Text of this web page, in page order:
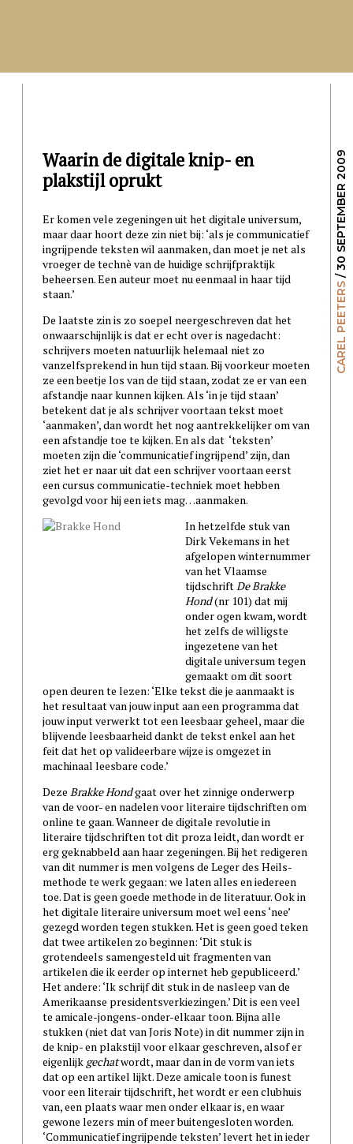
CAREL PEETERS
/ 30 SEPTEMBER 2009
Waarin de digitale knip- en
plakstijl oprukt
Er komen vele zegeningen uit het digitale universum,
maar daar hoort deze zin niet bij: ‘als je communicatief
ingrijpende teksten wil aanmaken, dan moet je net als
vroeger de technè van de huidige schrijfpraktijk
beheersen. Een auteur moet nu eenmaal in haar tijd
staan.’
De laatste zin is zo soepel neergeschreven dat het
onwaarschijnlijk is dat er echt over is nagedacht:
schrijvers moeten natuurlijk helemaal niet zo
vanzelfsprekend in hun tijd staan. Bij voorkeur moeten
ze een beetje los van de tijd staan, zodat ze er van een
afstandje naar kunnen kijken. Als ‘in je tijd staan’
betekent dat je als schrijver voortaan tekst moet
‘aanmaken’, dan wordt het nog aantrekkelijker om van
een afstandje toe te kijken. En als dat ‘teksten’
moeten zijn die ‘communicatief ingrijpend’ zijn, dan
ziet het er naar uit dat een schrijver voortaan eerst
een cursus communicatie-techniek moet hebben
gevolgd voor hij een iets mag…aanmaken.
In hetzelfde stuk van
Dirk Vekemans in het
afgelopen winternummer
van het Vlaamse
tijdschrift De Brakke
Hond(nr 101) dat mij
onder ogen kwam, wordt
het zelfs de willigste
ingezetene van het
digitale universum tegen
gemaakt om dit soort
open deuren te lezen: ‘Elke tekst die je aanmaakt is
het resultaat van jouw input aan een programma dat
jouw input verwerkt tot een leesbaar geheel, maar die
blijvende leesbaarheid dankt de tekst enkel aan het
feit dat het op valideerbare wijze is omgezet in
machinaal leesbare code.’
Deze Brakke Hondgaat over het zinnige onderwerp
van de voor- en nadelen voor literaire tijdschriften om
online te gaan. Wanneer de digitale revolutie in
literaire tijdschriften tot dit proza leidt, dan wordt er
erg geknabbeld aan haar zegeningen. Bij het redigeren
van dit nummer is men volgens de Leger des Heils-
methode te werk gegaan: we laten alles en iedereen
toe. Dat is geen goede methode in de literatuur. Ook in
het digitale literaire universum moet wel eens ‘nee’
gezegd worden tegen stukken. Het is geen goed teken
dat twee artikelen zo beginnen: ‘Dit stuk is
grotendeels samengesteld uit fragmenten van
artikelen die ik eerder op internet heb gepubliceerd.’
Het andere: ‘Ik schrijf dit stuk in de nasleep van de
Amerikaanse presidentsverkiezingen.’ Dit is een veel
te amicale-jongens-onder-elkaar toon. Bijna alle
stukken (niet dat van Joris Note) in dit nummer zijn in
de knip- en plakstijl voor elkaar geschreven, alsof er
eigenlijk gechatwordt, maar dan in de vorm van iets
dat op een artikel lijkt. Deze amicale toon is funest
voor een literair tijdschrift, het wordt er een clubhuis
van, een plaats waar men onder elkaar is, en waar
gewone lezers min of meer buitengesloten worden.
‘Communicatief ingrijpende teksten’ levert het in ieder